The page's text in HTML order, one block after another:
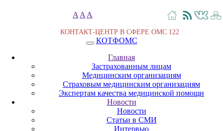
A A A
КОНТАКТ-ЦЕНТР В СФЕРЕ ОМС 122
КОТФОМС
Главная
Застрахованным лицам
Медицинским организациям
Страховым медицинским организациям
Экспертам качества медицинской помощи
Новости
Новости
Статьи в СМИ
Интервью